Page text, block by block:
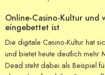
Online-Casino-Kultur und
eingebettet ist
Die digitale Casino-Kultur hat
und bietet heute deutlich mehr
Dead steht dabei als Beispiel